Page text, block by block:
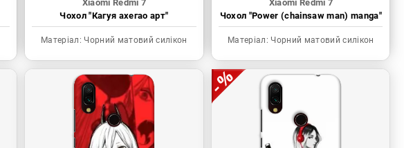
Xiaomi Redmi 7
Чохол "Кагуя ахегао арт"
Матеріал: Чорний матовий силікон
Xiaomi Redmi 7
Чохол "Power (chainsaw man) manga"
Матеріал: Чорний матовий силікон